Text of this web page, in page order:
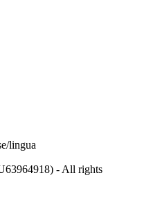
lingua
- All rights